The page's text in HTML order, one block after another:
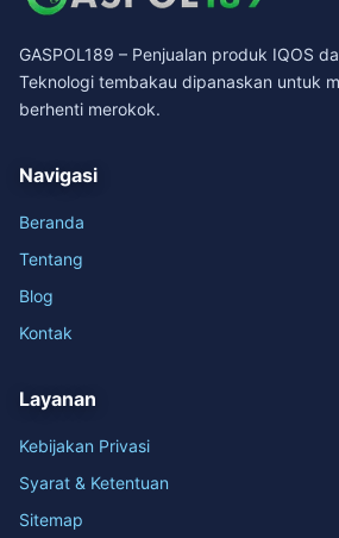
GASPOL189 – Penjualan produk IQOS
Teknologi tembakau dipanaskan untuk
berhenti merokok.
Navigasi
Beranda
Tentang
Blog
Kontak
Layanan
Kebijakan Privasi
Syarat & Ketentuan
Sitemap